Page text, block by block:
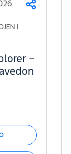
Jaa
|
–